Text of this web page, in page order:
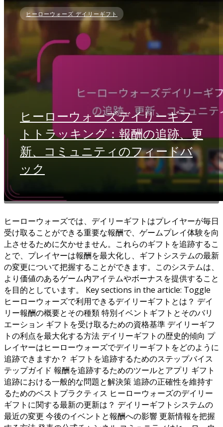
ヒーローウォーズ デイリーギフト
ヒーローウォーズデイリーギフ
トトラッキング：報酬の追跡、更
新、コミュニティのフィードバ
ック
ヒーローウォーズでは、デイリーギフトはプレイヤーが毎日
受け取ることができる重要な報酬で、ゲームプレイ体験を向
上させるために欠かせません。これらのギフトを追跡するこ
とで、プレイヤーは報酬を最大化し、ギフトシステムの最新
の変更について把握することができます。このシステムは、
より価値のあるゲーム内アイテムやボーナスを提供すること
を目的としています。 Key sections in the article: Toggle
ヒーローウォーズで利用できるデイリーギフトとは？ デイ
リー報酬の概要とその種類 特別イベントギフトとそのバリ
エーション ギフトを受け取るための資格基準 デイリーギフ
トの利点を最大化する方法 デイリーギフトの歴史的傾向 プ
レイヤーはヒーローウォーズでデイリーギフトをどのように
追跡できますか？ ギフトを追跡するためのステップバイス
テップガイド 報酬を追跡するためのツールとアプリ ギフト
追跡における一般的な問題と解決策 追跡の正確性を維持す
るためのベストプラクティス ヒーローウォーズのデイリー
ギフトに関する最新の更新は？ デイリーギフトシステムの
最近の変更 今後のイベントと報酬への影響 更新情報を把握